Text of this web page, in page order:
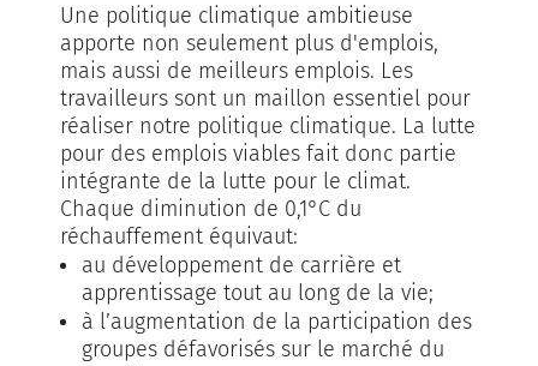
Une politique climatique ambitieuse
apporte non seulement plus d'emplois,
mais aussi de meilleurs emplois. Les
travailleurs sont un maillon essentiel pour
réaliser notre politique climatique. La lutte
pour des emplois viables fait donc partie
intégrante de la lutte pour le climat.
Chaque diminution de 0,1°C du
réchauffement équivaut:
au développement de carrière et
apprentissage tout au long de la vie;
à l’augmentation de la participation des
groupes défavorisés sur le marché du